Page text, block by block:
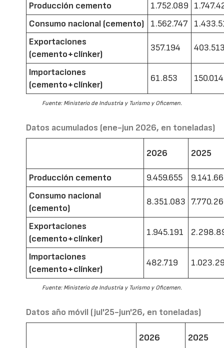
Producción cemento 1.752.089
Consumo nacional (cemento)
1.562.747
Exportaciones
(cemento+clínker)
357.194
Importaciones
(cemento+clínker)
61.853 150.014
Fuente: Ministerio de Industria y Turismo y Oficemen.
Datos acumulados (ene-jun 2026, en toneladas)
2026 2025
Producción cemento 9.459.655
Consumo nacional
(cemento)
8.351.083
Exportaciones
(cemento+clínker)
1.945.191
Importaciones
(cemento+clínker)
482.719
Fuente: Ministerio de Industria y Turismo y Oficemen.
Datos año móvil (jul'25-jun'26, en toneladas)
2026 2025